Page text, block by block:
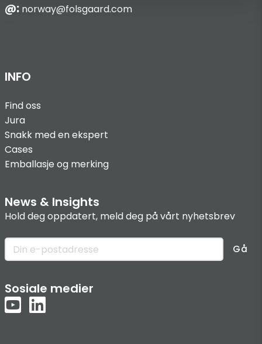
@: norway@folsgaard.com
INFO
Find oss
Jura
Snakk med en ekspert
Cases
Emballasje og merking
News & Insights
Hold deg oppdatert, meld deg på vårt nyhetsbrev
Gå
Sosiale medier